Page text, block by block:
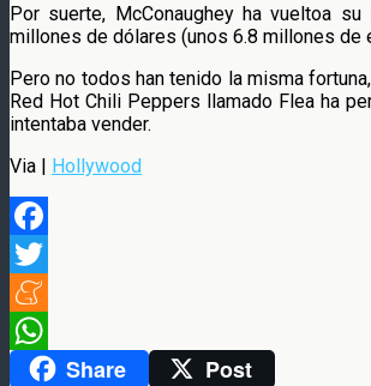
Por suerte, McConaughey ha vueltoa
millones de dólares (unos 6.8 millones de
Pero no todos han tenido la misma
Red Hot Chili Peppers llamado Flea ha
intentaba vender.
Via | Hollywood
Facebook
Twitter
Meneame
WhatsAppShare Post